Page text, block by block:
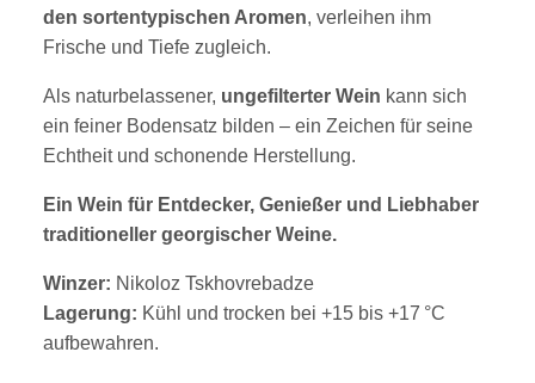
den sortentypischen Aromen, verleihen ihm
Frische und Tiefe zugleich.
Als naturbelassener, ungefilterter Wein kann sich
ein feiner Bodensatz bilden – ein Zeichen für seine
Echtheit und schonende Herstellung.
Ein Wein für Entdecker, Genießer und Liebhaber
traditioneller georgischer Weine.
Winzer: Nikoloz Tskhovrebadze
Lagerung: Kühl und trocken bei +15 bis +17 °C
aufbewahren.